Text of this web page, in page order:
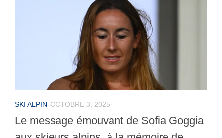
SKI ALPIN OCTOBRE 3, 2025
Le message émouvant de Sofia Goggia